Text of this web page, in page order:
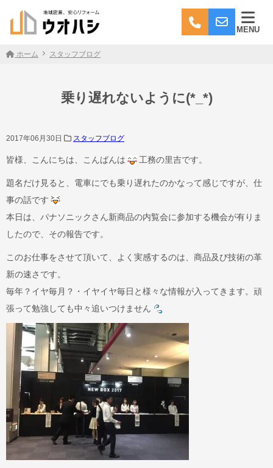
MENU
ホーム スタッフブログ
乗り遅れないように(*_*)
2017年06月30日 スタッフブログ
皆様、こんにちは、こんばんは 工務の里吉です。
題名だけ見ると、電車にでも乗り遅れたのかなって感じですが、仕
事の話です
本日は、パナソニックさん新商品の内覧会に参加する機会が有りま
したので、その報告です。
このお仕事をさせて頂いて、よく実感するのは、商品及び技術の革
新の速さです。
毎年？イヤ毎月？・イヤイヤ毎日と様々な情報が入ってきます。頑
張って勉強しても中々追いつけません